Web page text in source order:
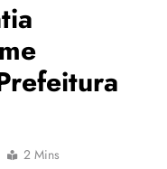
2 Mins